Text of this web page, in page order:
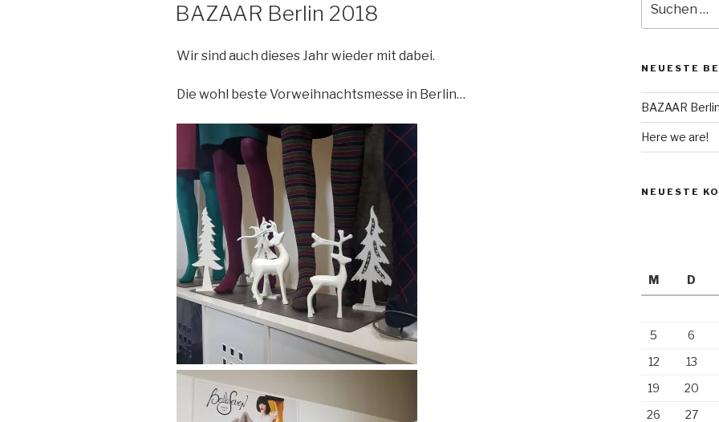
BAZAAR Berlin 2018
Wir sind auch dieses Jahr wieder mit dabei.
Die wohl beste Vorweihnachtsmesse in Berlin…
nach:
NEUESTE
BAZAAR
Here we are!
NEUESTE
M D
5
6
12
13
19
20
26
27